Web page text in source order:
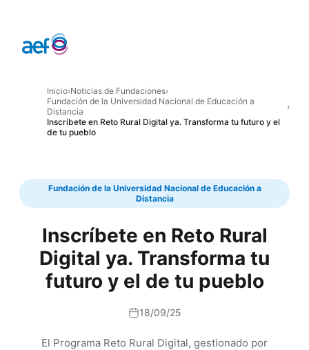
Inicio›Noticias de Fundaciones›
Fundación de la Universidad Nacional de Educación a
Distancia
›
Inscríbete en Reto Rural Digital ya. Transforma tu futuro y el
de tu pueblo
Fundación de la Universidad Nacional de Educación a
Distancia
Inscríbete en Reto Rural
Digital ya. Transforma tu
futuro y el de tu pueblo
18/09/25
El Programa Reto Rural Digital, gestionado por